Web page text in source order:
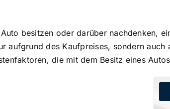
besitzen oder darüber nachdenken,
aufgrund des Kaufpreises, sondern
die mit dem Besitz eines